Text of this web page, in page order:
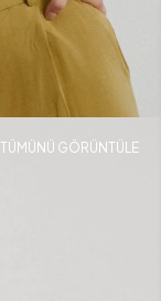
TÜMÜNÜ GÖRÜNTÜLE